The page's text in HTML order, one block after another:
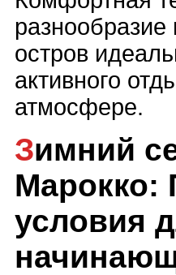
остров
активного
атмосфере.
Зимний серфинг в
Марокко:
условия